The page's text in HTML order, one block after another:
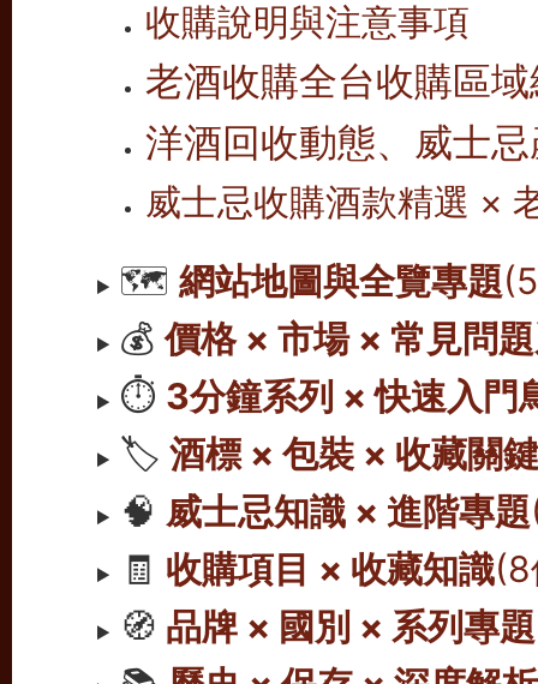
收購說明與注意事項
老酒收購全台收購區
洋酒回收動態、威士
威士忌收購酒款精選 ×
🗺️網站地圖與全覽專題
💰價格 × 市場 × 常見問
⏱️ 3分鐘系列 × 快速入門
🏷️酒標 × 包裝 × 收藏關
🧠 威士忌知識 × 進階專題
🧾 收購項目 × 收藏知識
🧭 品牌 × 國別 × 系列專題